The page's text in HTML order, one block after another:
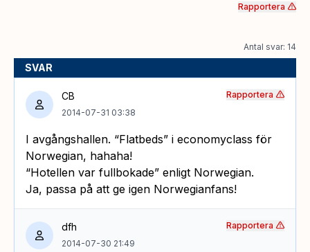
Rapportera
Antal svar: 14
SVAR
CB
2014-07-31 03:38
I avgångshallen. “Flatbeds” i economyclass för
Norwegian, hahaha!
“Hotellen var fullbokade” enligt Norwegian.
Ja, passa på att ge igen Norwegianfans!
Rapportera
dfh
2014-07-30 21:49
Rapportera